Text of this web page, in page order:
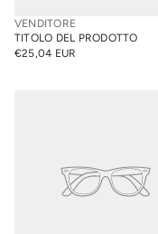
VENDITORE
TITOLO DEL PRODOTTO
PREZZO
€25,04 EUR